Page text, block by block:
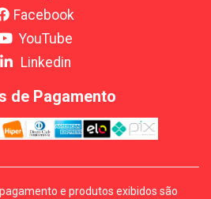
Facebook
YouTube
Linkedin
de Pagamento
e produtos exibidos são